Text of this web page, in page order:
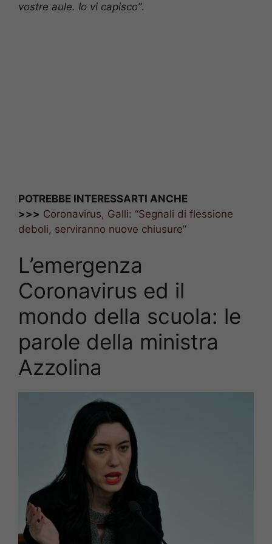
vostre aule. Io vi capisco”.
POTREBBE INTERESSARTI ANCHE
>>> Coronavirus, Galli: “Segnali di flessione
deboli, serviranno nuove chiusure”
L’emergenza
Coronavirus ed il
mondo della scuola: le
parole della ministra
Azzolina